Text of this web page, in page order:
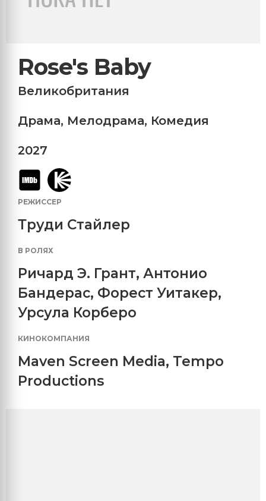
Rose's Baby
Великобритания
Драма, Мелодрама, Комедия
2027
РЕЖИССЕР
Труди Стайлер
В РОЛЯХ
Ричард Э. Грант, Антонио
Бандерас, Форест Уитакер,
Урсула Корберо
КИНОКОМПАНИЯ
Maven Screen Media, Tempo
Productions